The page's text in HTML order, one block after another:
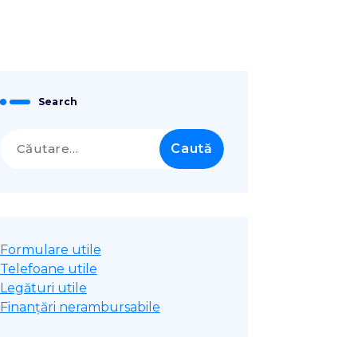
Search
după:
Formulare utile
Telefoane utile
Legături utile
Finanțări nerambursabile